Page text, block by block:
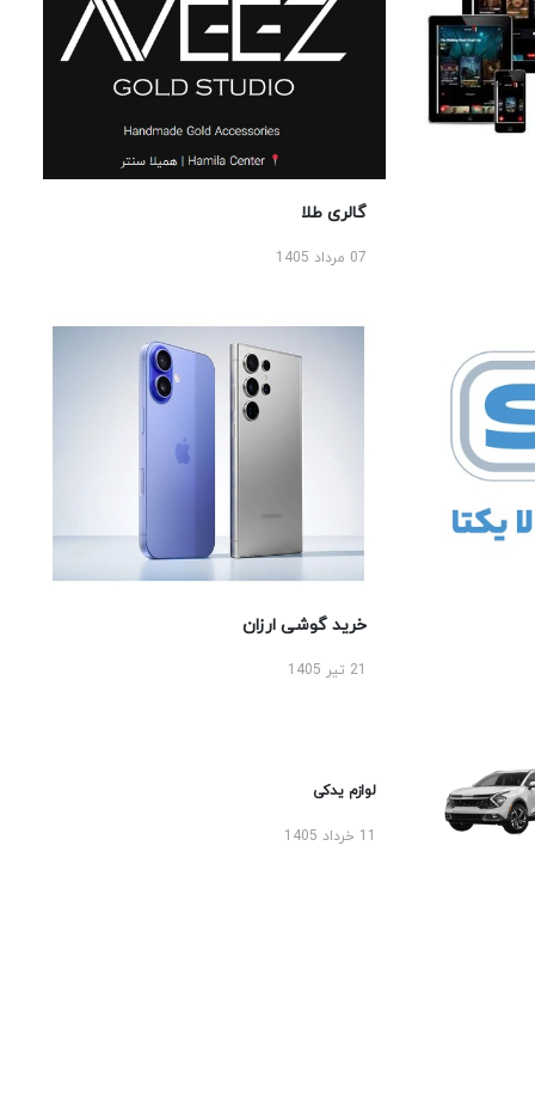
گالری طلا
07 مرداد 1405
خرید گوشی ارزان
لوازم یدکی